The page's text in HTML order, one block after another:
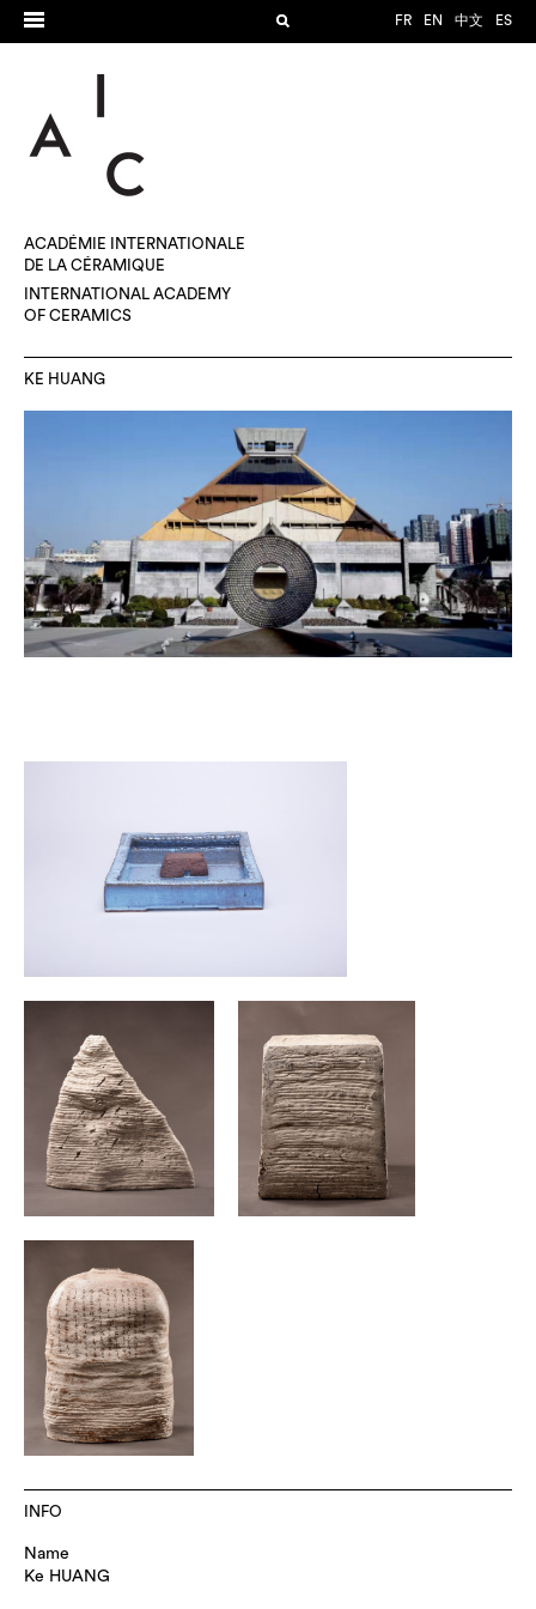
FR EN 中文 ES
ACADÉMIE INTERNATIONALE
DE LA CÉRAMIQUE
INTERNATIONAL ACADEMY
OF CERAMICS
KE HUANG
INFO
Name
Ke HUANG